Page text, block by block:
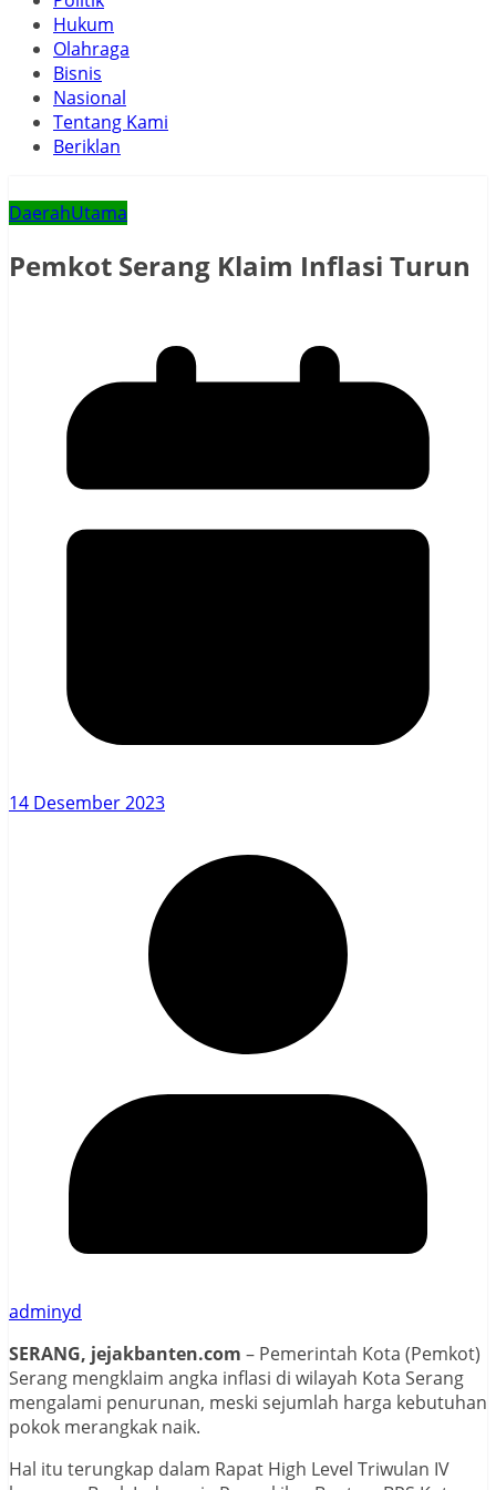
Hukum
Olahraga
Bisnis
Nasional
Tentang Kami
Beriklan
DaerahUtama
Pemkot Serang Klaim Inflasi Turun
14 Desember 2023
adminyd
SERANG, jejakbanten.com – Pemerintah Kota (Pemkot)
Serang mengklaim angka inflasi di wilayah Kota Serang
mengalami penurunan, meski sejumlah harga kebutuhan
pokok merangkak naik.
Hal itu terungkap dalam Rapat High Level Triwulan IV